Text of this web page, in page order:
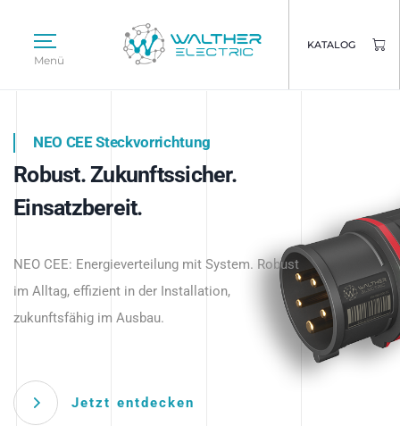
Menü
KATALOG
Intelligente Stromverteilung
beginnt hier.
NEO CEE Steckvorrichtung
Robust. Zukunftssicher.
Einsatzbereit.
NEO CEE: Energieverteilung mit System. Robust
im Alltag, effizient in der Installation,
zukunftsfähig im Ausbau.
Jetzt entdecken
Intelligenz trifft Energie.
Anwendungen – robust, IP-geschützt und
zukunftsfähig.